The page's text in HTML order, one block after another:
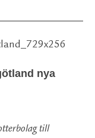
nya
till